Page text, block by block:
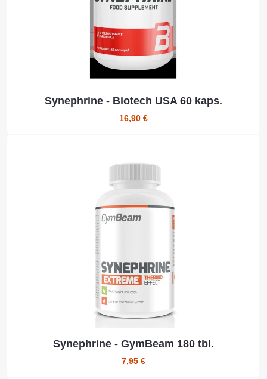
Synephrine - Biotech USA 60 kaps.
16,90 €
Synephrine - GymBeam 180 tbl.
7,95 €